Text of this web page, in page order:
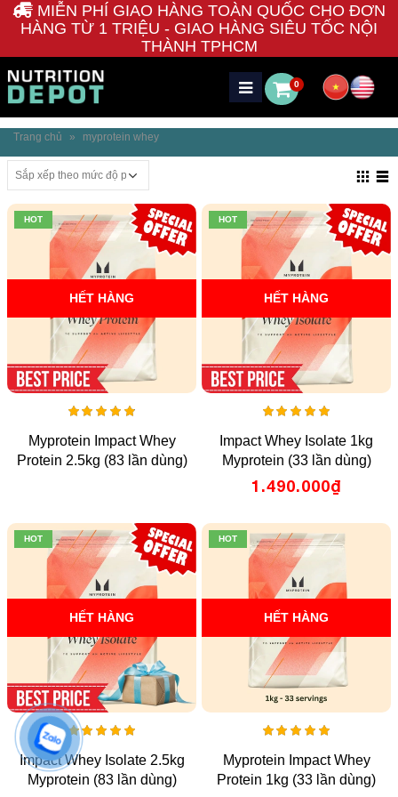
MIỄN PHÍ GIAO HÀNG TOÀN QUỐC CHO ĐƠN
HÀNG TỪ 1 TRIỆU - GIAO HÀNG SIÊU TỐC NỘI
THÀNH TPHCM
0
Trang chủ » myprotein whey
HOT
HẾT HÀNG
out
of 5
Myprotein Impact Whey
Protein 2.5kg (83 lần dùng)
HOT
HẾT HÀNG
out
of 5
Impact Whey Isolate 1kg
Myprotein (33 lần dùng)
1.490.000₫
HOT
HẾT HÀNG
5.00
out
of 5
Impact Whey Isolate 2.5kg
Myprotein (83 lần dùng)
HOT
HẾT HÀNG
out
of 5
Myprotein Impact Whey
Protein 1kg (33 lần dùng)